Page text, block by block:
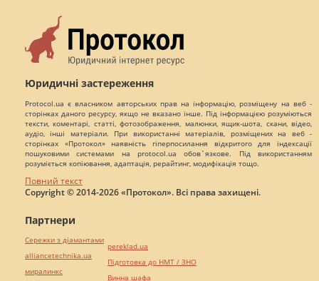
Юридичні застереження
Protocol.ua є власником авторських прав на інформацію, розміщену на веб -
сторінках даного ресурсу, якщо не вказано інше. Під інформацією розуміються
тексти, коментарі, статті, фотозображення, малюнки, ящик-шота, скани, відео,
аудіо, інші матеріали. При використанні матеріалів, розміщених на веб -
сторінках «Протокол» наявність гіперпосилання відкритого для індексації
пошуковими системами на protocol.ua обов`язкове. Під використанням
розуміється копіювання, адаптація, рерайтинг, модифікація тощо.
Повний текст
Copyright © 2014-2026 «Протокол». Всі права захищені.
Партнери
Сережки з діамантами
alliancetechnika.ua
миралинкс
pereklad.ua
Підготовка до НМТ / ЗНО
Винна шафа